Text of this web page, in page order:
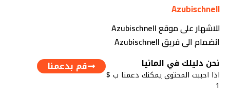
Azubischnell
للاشهار على موقع Azubischnell
انضمام الى فريق Azubischnell
نحن دليلك في المانيا
اذا احببت المحتوى يمكنك دعمنا ب $
1
قم بدعمنا